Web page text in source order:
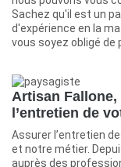
Sachez qu'il est un
d'expérience en la
vous soyez obligé de
Artisan
l’entretien de
Assurer l’entretien
et notre métier.
auprès des